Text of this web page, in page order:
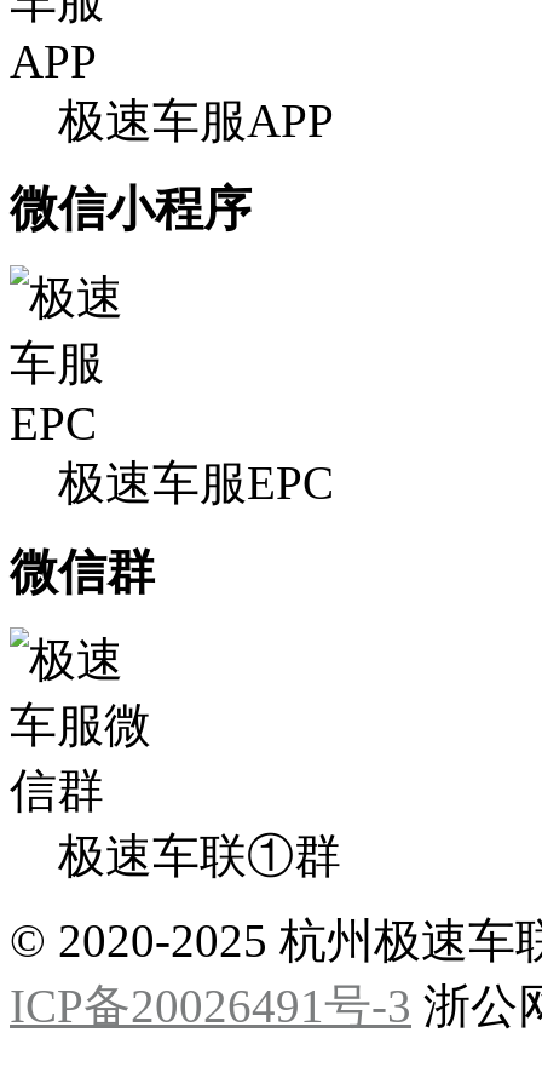
极速车服APP
微信小程序
极速车服EPC
微信群
极速车联①群
© 2020-2025 杭州极速
ICP备20026491号-3 浙公